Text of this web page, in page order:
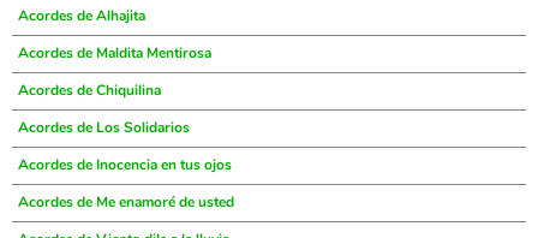
Acordes de Alhajita
Acordes de Maldita Mentirosa
Acordes de Chiquilina
Acordes de Los Solidarios
Acordes de Inocencia en tus ojos
Acordes de Me enamoré de usted